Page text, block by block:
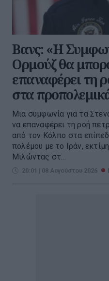
Βανς: «Η
Ορμούζ θα
επαναφέρει τη
στα
Μια συμφωνία για τα
να επαναφέρει τη ροή
από τον Κόλπο στα
πολέμου με το Ιράν,
Μιλώντας στ...
20:01 | 08 Αυγούστου 2026